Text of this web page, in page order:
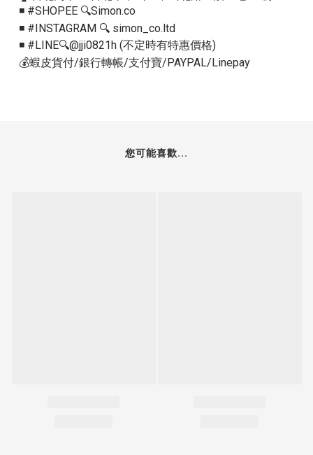
◾️ #SHOPEE 🔍Simon.co
◾️ #INSTAGRAM 🔍 simon_co.ltd
◾️ #LINE🔍@jji0821h (不定時有特惠價格)
💰蝦皮貨付/銀行轉帳/支付寶/PAYPAL/Linepay
您可能喜歡...